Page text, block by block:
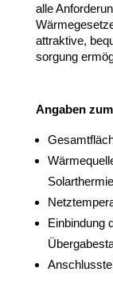
alle
attraktive,
sorgung
Angaben
Solarthermie
Einbindung